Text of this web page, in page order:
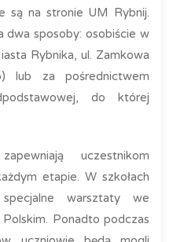
są na stronie UM Rybnij.
dwa sposoby: osobiście w
Rybnika, ul. Zamkowa
za pośrednictwem
do której
uczestnikom
etapie. W szkołach
warsztaty we
Ponadto podczas